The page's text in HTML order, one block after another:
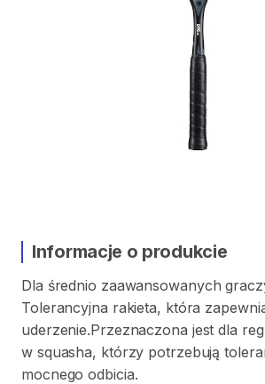
Informacje o produkcie
Dla średnio zaawansowanych
Tolerancyjna rakieta​,​ która
uderzenie.Przeznaczona jest dla
w squasha​,​ którzy potrzebują
mocnego odbicia.